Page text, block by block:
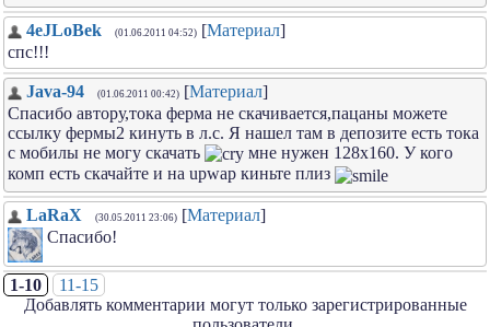
4eJLoBek (01.06.2011 04:52) [Материал]
спс!!!
Java-94 (01.06.2011 00:42) [Материал]
Спасибо автору,тока ферма не скачивается,пацаны можете
ссылку фермы2 кинуть в л.с. Я нашел там в депозите есть тока
с мобилы не могу скачать
мне нужен 128х160. У кого
комп есть скачайте и на upwаp киньте плиз
LaRaX (30.05.2011 23:06) [Материал]
Спасибо!
1-10
11-15
Добавлять комментарии могут только зарегистрированные